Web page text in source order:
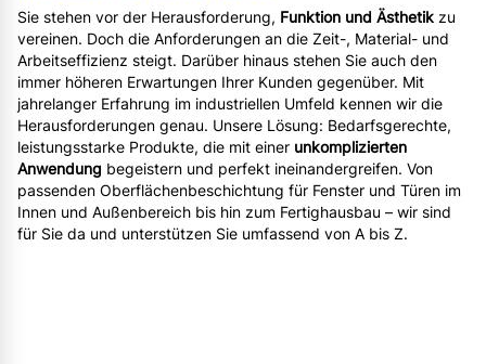
Sie stehen vor der Herausforderung, Funktion und Ästhetik zu
vereinen. Doch die Anforderungen an die Zeit-, Material- und
Arbeitseffizienz steigt. Darüber hinaus stehen Sie auch den
immer höheren Erwartungen Ihrer Kunden gegenüber. Mit
jahrelanger Erfahrung im industriellen Umfeld kennen wir die
Herausforderungen genau. Unsere Lösung: Bedarfsgerechte,
leistungsstarke Produkte, die mit einer unkomplizierten
Anwendung begeistern und perfekt ineinandergreifen. Von
passenden Oberflächenbeschichtung für Fenster und Türen im
Innen und Außenbereich bis hin zum Fertighausbau – wir sind
für Sie da und unterstützen Sie umfassend von A bis Z.